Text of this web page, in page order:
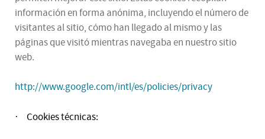
información en forma anónima, incluyendo el número de
visitantes al sitio, cómo han llegado al mismo y las
páginas que visitó mientras navegaba en nuestro sitio
web.
http://www.google.com/intl/es/policies/privacy
· Cookies técnicas: